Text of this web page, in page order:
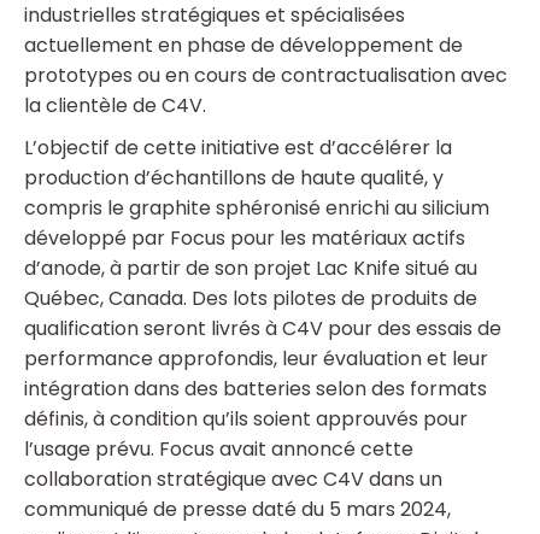
industrielles stratégiques et spécialisées
actuellement en phase de développement de
prototypes ou en cours de contractualisation avec
la clientèle de C4V.
L’objectif de cette initiative est d’accélérer la
production d’échantillons de haute qualité, y
compris le graphite sphéronisé enrichi au silicium
développé par Focus pour les matériaux actifs
d’anode, à partir de son projet Lac Knife situé au
Québec, Canada. Des lots pilotes de produits de
qualification seront livrés à C4V pour des essais de
performance approfondis, leur évaluation et leur
intégration dans des batteries selon des formats
définis, à condition qu’ils soient approuvés pour
l’usage prévu. Focus avait annoncé cette
collaboration stratégique avec C4V dans un
communiqué de presse daté du 5 mars 2024,